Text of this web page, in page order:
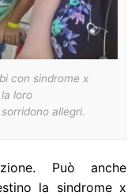
con sindrome x
loro
allegri.
Può anche
la sindrome x